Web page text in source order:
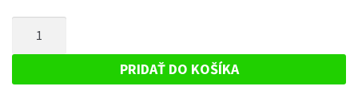
PLECHOVÝ
PRE
PRIDAŤ DO KOŠÍKA